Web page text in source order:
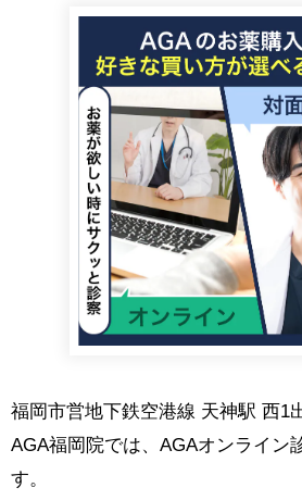
福岡市営地下鉄空港線 天神駅 西1
AGA福岡院では、AGAオンライン
す。